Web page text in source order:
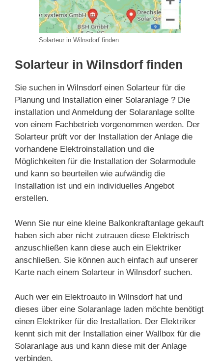
Solarteur in Wilnsdorf finden
Solarteur in Wilnsdorf finden
Sie suchen in Wilnsdorf einen Solarteur für die
Planung und Installation einer Solaranlage ? Die
installation und Anmeldung der Solaranlage sollte
von einem Fachbetrieb vorgenommen werden. Der
Solarteur prüft vor der Installation der Anlage die
vorhandene Elektroinstallation und die
Möglichkeiten für die Installation der Solarmodule
und kann so beurteilen wie aufwändig die
Installation ist und ein individuelles Angebot
erstellen.
Wenn Sie nur eine kleine Balkonkraftanlage gekauft
haben sich aber nicht zutrauen diese Elektrisch
anzuschließen kann diese auch ein Elektriker
anschließen. Sie können auch einfach auf unserer
Karte nach einem Solarteur in Wilnsdorf suchen.
Auch wer ein Elektroauto in Wilnsdorf hat und
dieses über eine Solaranlage laden möchte benötigt
einen Elektriker für die Installation. Der Elektriker
kennt sich mit der Installation einer Wallbox für die
Solaranlage aus und kann diese mit der Anlage
verbinden.